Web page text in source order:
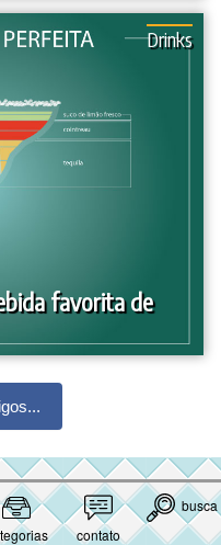
contato
busca
favorita de
Drinks